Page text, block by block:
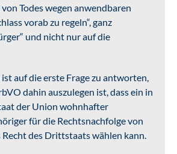
Todes wegen anwendbaren
vorab zu regeln“, ganz
und nicht nur auf die
auf die erste Frage zu antworten,
dahin auszulegen ist, dass ein in
der Union wohnhafter
für die Rechtsnachfolge von
Recht des Drittstaats wählen kann.